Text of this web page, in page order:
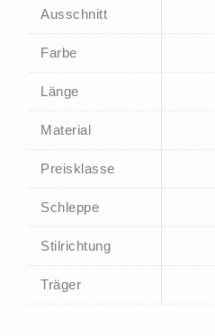
Ausschnitt
Farbe
Länge
Material
Preisklasse
Schleppe
Stilrichtung
Träger